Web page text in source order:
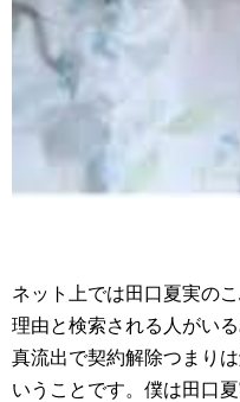
ネット上では田口夏実の
理由と検索される人がい
真流出で契約解除つまり
いうことです。僕は田口